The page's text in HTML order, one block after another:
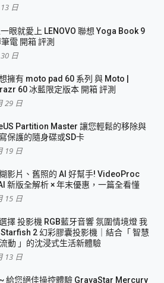
日
眼就愛上 LENOVO 聯想 Yoga Book 9
電 開箱 評測
日
擁有 moto pad 60 系列 與 Moto |
60 冰藍限定版本 開箱 評測
29 日
Partition Master 讓您輕鬆的移除與
保護的隨身碟或SD卡
19 日
影片、舊照的 AI 好幫手! VideoProc
新版全解析 × 年末優惠，一篇全看懂
15 日
擇 投影機 RGB藍牙音響 氛圍情境燈 我
2 幻彩膠囊投影機｜結合「 智慧
動 」的沈浸式生活新體驗
13 日
給您絕佳操控體驗 GravaStar Mercury